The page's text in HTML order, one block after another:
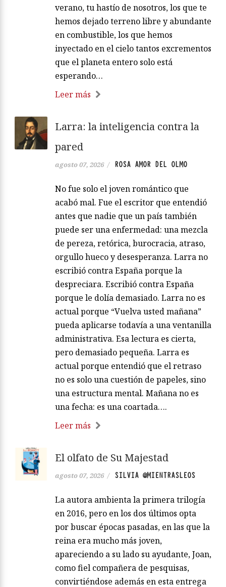
verano, tu hastío de nosotros, los que te
hemos dejado terreno libre y abundante
en combustible, los que hemos
inyectado en el cielo tantos excrementos
que el planeta entero solo está
esperando…
Leer más
Larra: la inteligencia contra la
pared
agosto 07, 2026 / ROSA AMOR DEL OLMO
No fue solo el joven romántico que
acabó mal. Fue el escritor que entendió
antes que nadie que un país también
puede ser una enfermedad: una mezcla
de pereza, retórica, burocracia, atraso,
orgullo hueco y desesperanza. Larra no
escribió contra España porque la
despreciara. Escribió contra España
porque le dolía demasiado. Larra no es
actual porque “Vuelva usted mañana”
pueda aplicarse todavía a una ventanilla
administrativa. Esa lectura es cierta,
pero demasiado pequeña. Larra es
actual porque entendió que el retraso
no es solo una cuestión de papeles, sino
una estructura mental. Mañana no es
una fecha: es una coartada….
Leer más
El olfato de Su Majestad
agosto 07, 2026 / SILVIA @MIENTRASLEOS
La autora ambienta la primera trilogía
en 2016, pero en los dos últimos opta
por buscar épocas pasadas, en las que la
reina era mucho más joven,
apareciendo a su lado su ayudante, Joan,
como fiel compañera de pesquisas,
convirtiéndose además en esta entrega